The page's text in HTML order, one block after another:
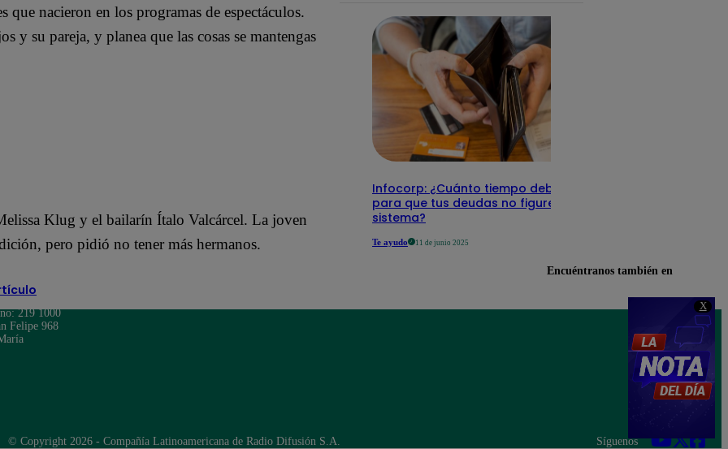
X
nacieron en los programas de espectáculos.
y su pareja, y planea que las cosas se mantengas
Klug y el bailarín Ítalo Valcárcel. La joven
pero pidió no tener más hermanos.
Infocorp: ¿Cuánto tiempo debe pasar
para que tus deudas no figuren en su
sistema?
Te ayudo 11 de junio 2025
Encuéntranos también en
219 1000
Felipe 968
© Copyright 2026 - Compañía Latinoamericana de Radio Difusión S.A. Síguenos